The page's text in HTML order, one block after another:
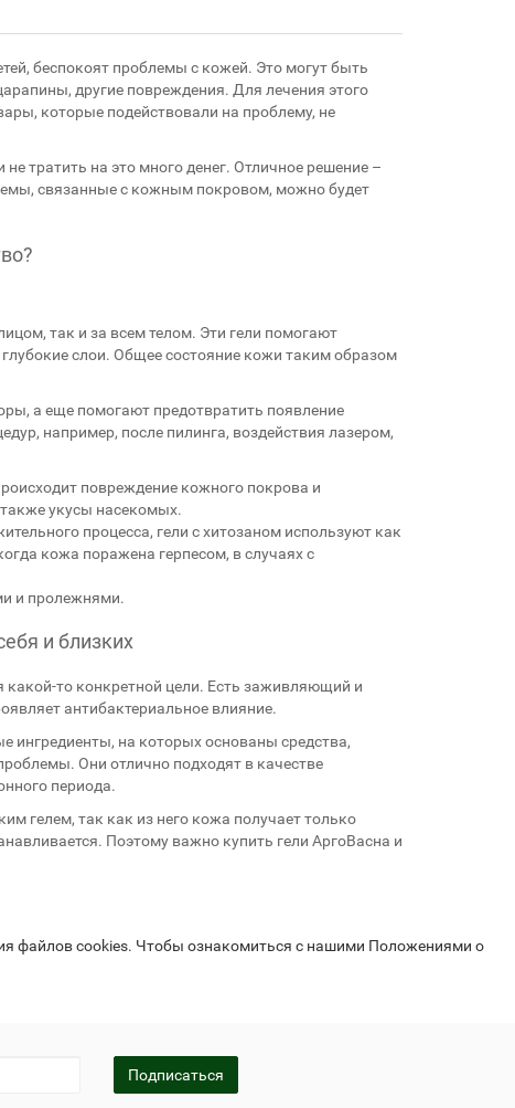
беспокоят проблемы с кожей. Это могут быть
другие повреждения. Для лечения этого
которые подействовали на проблему, не
тратить на это много денег. Отличное решение –
связанные с кожным покровом, можно будет
так и за всем телом. Эти гели помогают
слои. Общее состояние кожи таким образом
а еще помогают предотвратить появление
например, после пилинга, воздействия лазером,
повреждение кожного покрова и
укусы насекомых.
процесса, гели с хитозаном используют как
кожа поражена герпесом, в случаях с
и пролежнями.
и близких
то конкретной цели. Есть заживляющий и
антибактериальное влияние.
ингредиенты, на которых основаны средства,
Они отлично подходят в качестве
периода.
гелем, так как из него кожа получает только
Поэтому важно купить гели АргоВасна и
файлов cookies. Чтобы ознакомиться с нашими Положениями о
Подписаться